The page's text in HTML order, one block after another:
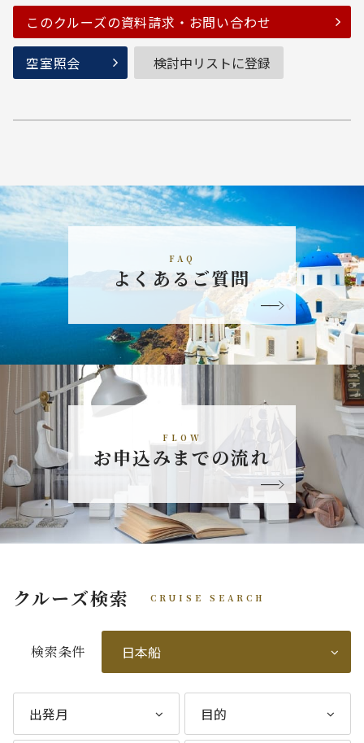
このクルーズの資料請求・お問い合わせ
空室照会 検討中リストに登録
FAQ
よくあるご質問
FLOW
お申込みまでの流れ
クルーズ検索 CRUISE SEARCH
検索条件